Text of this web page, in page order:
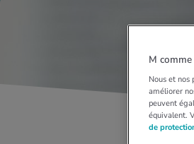
M
Nous et
améliorer
peuvent
équivalent.
de